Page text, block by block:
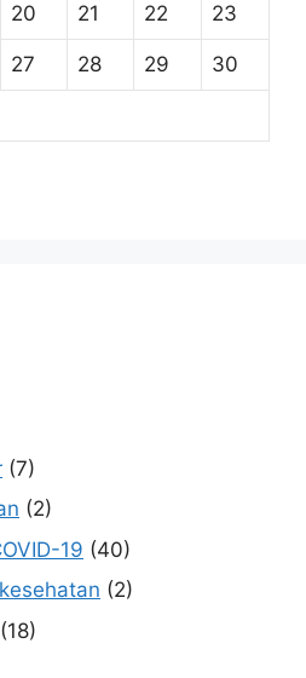
20 21 22 23
27 28 29 30
(7)
(2)
19 (40)
(2)
(18)